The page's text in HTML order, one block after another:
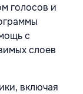
голосов и
с
слоев
включая